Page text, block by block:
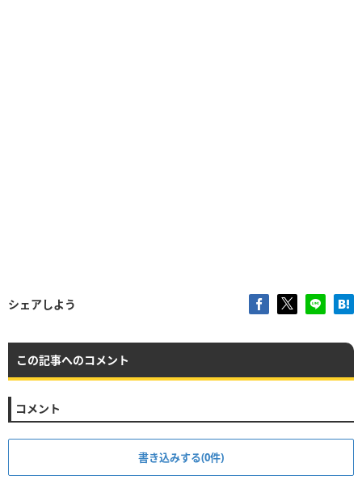
シェアしよう
この記事へのコメント
コメント
書き込みする(0件)